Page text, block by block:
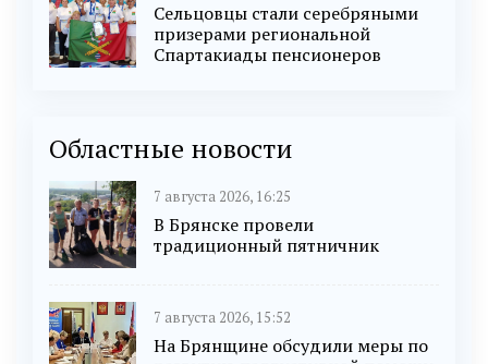
Сельцовцы стали серебряными
призерами региональной
Спартакиады пенсионеров
Областные новости
7 августа 2026, 16:25
В Брянске провели
традиционный пятничник
7 августа 2026, 15:52
На Брянщине обсудили меры по